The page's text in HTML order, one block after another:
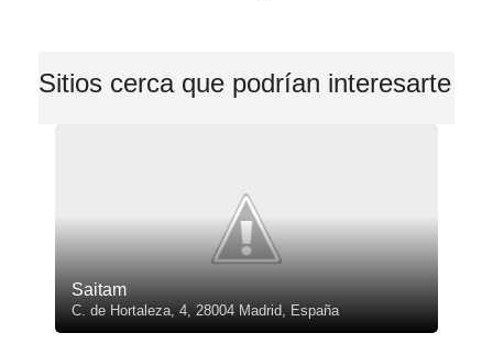
Sitios cerca que podrían interesarte
Saitam
C. de Hortaleza, 4, 28004 Madrid, España